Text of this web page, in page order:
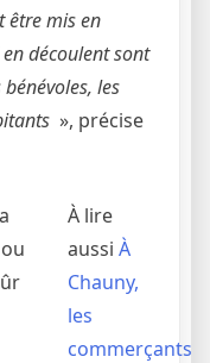
être mis en
découlent sont
les
», précise
À lire
aussi À
Chauny,
les
commerçants